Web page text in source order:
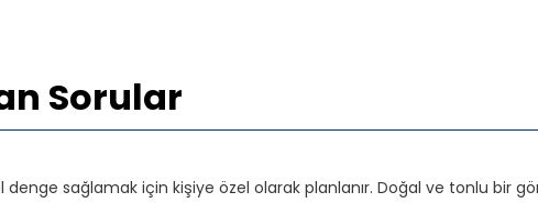
Sorular
sağlamak için kişiye özel olarak planlanır. Doğal ve tonlu bir